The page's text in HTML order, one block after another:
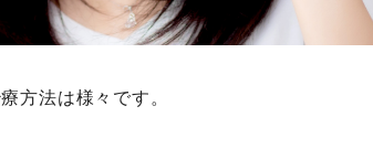
方法は様々です。